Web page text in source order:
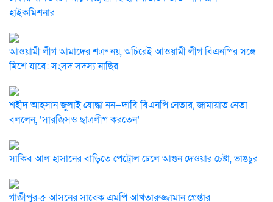
হাইকমিশনার
আওয়ামী লীগ আমাদের শত্রু নয়, অচিরেই আওয়ামী লীগ বিএনপির সঙ্গে
মিশে যাবে: সংসদ সদস্য নাছির
শহীদ আহসান জুলাই যোদ্ধা নন—দাবি বিএনপি নেতার, জামায়াত নেতা
বললেন, ‘সারজিসও ছাত্রলীগ করতেন’
সাকিব আল হাসানের বাড়িতে পেট্রোল ঢেলে আগুন দেওয়ার চেষ্টা, ভাঙচুর
গাজীপুর-৫ আসনের সাবেক এমপি আখতারুজ্জামান গ্রেপ্তার